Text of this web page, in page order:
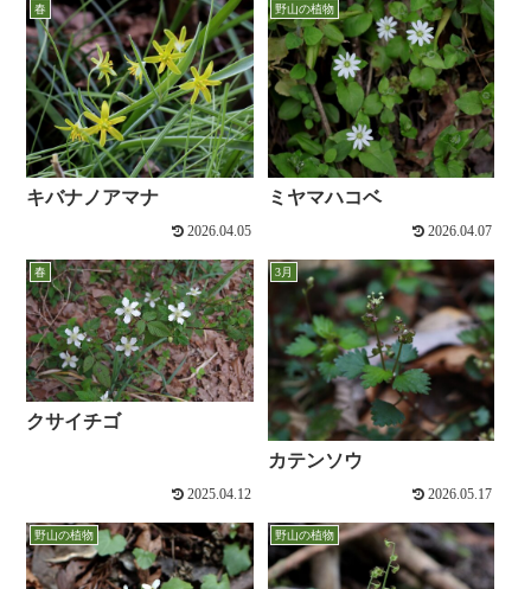
春
キバナノアマナ
2026.04.05
野山の植物
ミヤマハコベ
2026.04.07
春
クサイチゴ
2025.04.12
3月
カテンソウ
2026.05.17
野山の植物 野山の植物